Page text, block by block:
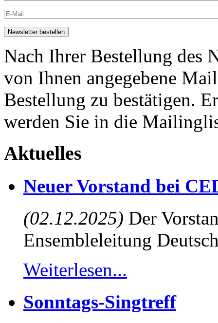
Nach Ihrer Bestellung des
von Ihnen angegebene
Bestellung zu bestätigen.
werden Sie in die
Aktuelles
Neuer Vorstand bei
(02.12.2025) Der
Ensembleleitung
Weiterlesen...
Sonntags-Singtreff